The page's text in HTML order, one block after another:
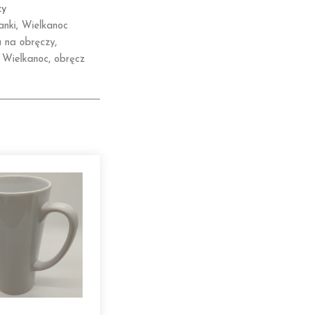
, Wielkanoc
na obręczy,
, obręcz